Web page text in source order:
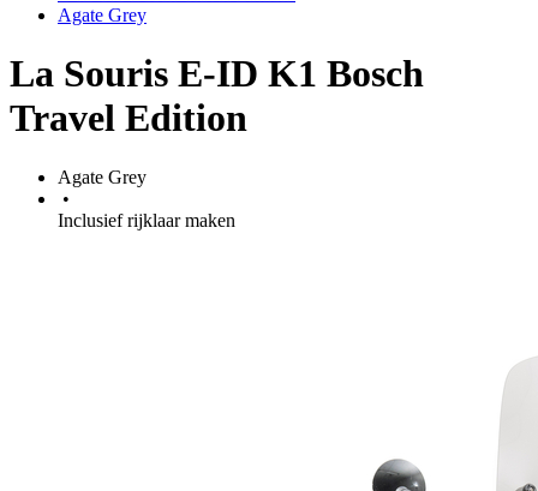
Agate Grey
La Souris E-ID K1 Bosch
Travel Edition
Agate Grey
•
Inclusief rijklaar maken